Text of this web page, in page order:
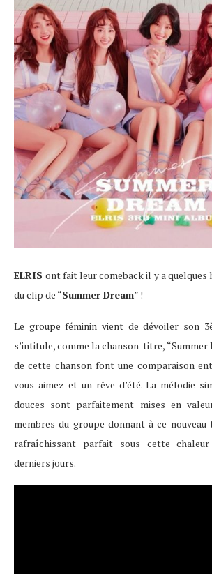
ELRISont fait leur comeback il y a quelques
du clip de “Summer Dream” !
Le groupe féminin vient de dévoiler son
s’intitule, comme la chanson-titre, “Summer
de cette chanson font une comparaison
vous aimez et un rêve d’été. La mélodie
douces sont parfaitement mises en
membres du groupe donnant à ce
rafraîchissant parfait sous cette
derniers jours.